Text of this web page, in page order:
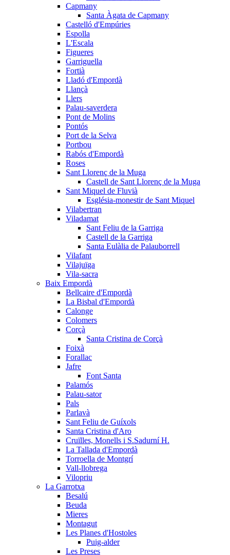
Capmany
Santa Àgata de Capmany
Castelló d'Empúries
Espolla
L'Escala
Figueres
Garriguella
Fortià
Lladó d'Empordà
Llançà
Llers
Palau-saverdera
Pont de Molins
Pontós
Port de la Selva
Portbou
Rabós d'Empordà
Roses
Sant Llorenç de la Muga
Castell de Sant Llorenç de la Muga
Sant Miquel de Fluvià
Església-monestir de Sant Miquel
Vilabertran
Viladamat
Sant Feliu de la Garriga
Castell de la Garriga
Santa Eulàlia de Palauborrell
Vilafant
Vilajuïga
Vila-sacra
Baix Empordà
Bellcaire d'Empordà
La Bisbal d'Empordà
Calonge
Colomers
Corçà
Santa Cristina de Corçà
Foixà
Forallac
Jafre
Font Santa
Palamós
Palau-sator
Pals
Parlavà
Sant Feliu de Guíxols
Santa Cristina d'Aro
Cruïlles, Monells i S.Sadurní H.
La Tallada d'Empordà
Torroella de Montgrí
Vall-llobrega
Vilopriu
La Garrotxa
Besalú
Beuda
Mieres
Montagut
Les Planes d'Hostoles
Puig-alder
Les Preses